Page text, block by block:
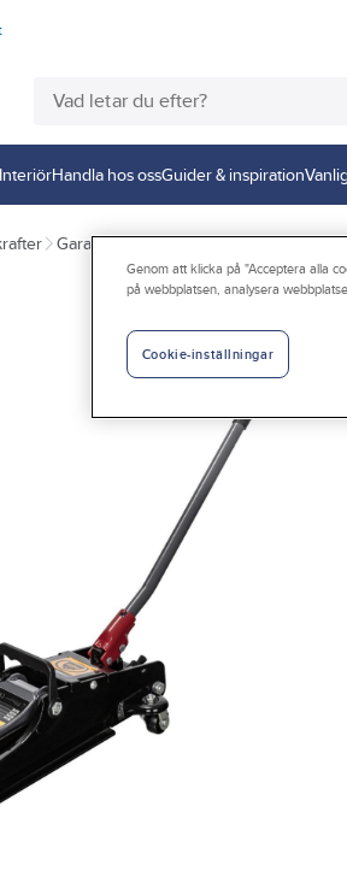
InteriörHandla hos ossGuider & inspiration
Garagedomkrafter
Genom att klicka på "Acceptera alla
på webbplatsen, analysera
Cookie-inställningar